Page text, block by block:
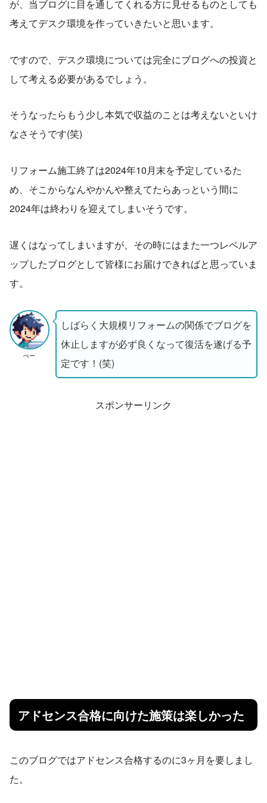
が、当ブログに目を通してくれる方に見せるものとしても
考えてデスク環境を作っていきたいと思います。
ですので、デスク環境については完全にブログへの投資と
して考える必要があるでしょう。
そうなったらもう少し本気で収益のことは考えないといけ
なさそうです(笑)
リフォーム施工終了は2024年10月末を予定しているた
め、そこからなんやかんや整えてたらあっという間に
2024年は終わりを迎えてしまいそうです。
遅くはなってしまいますが、その時にはまた一つレベルア
ップしたブログとして皆様にお届けできればと思っていま
す。
ぺー
しばらく大規模リフォームの関係でブログを
休止しますが必ず良くなって復活を遂げる予
定です！(笑)
スポンサーリンク
アドセンス合格に向けた施策は楽しかった
このブログではアドセンス合格するのに3ヶ月を要しまし
た。